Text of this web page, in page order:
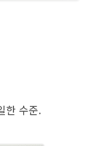
한 수준.